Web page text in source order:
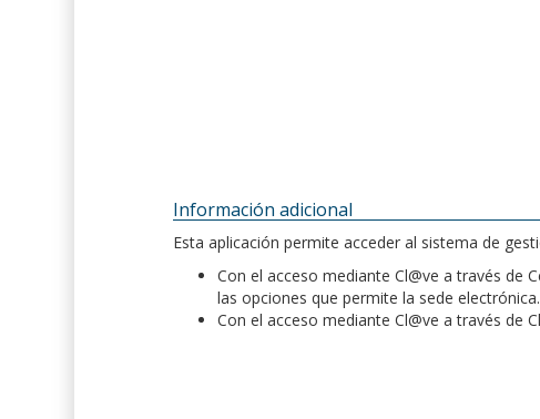
Información adicional
Esta aplicación permite acceder al sistema de
Con el acceso mediante Cl@ve a través de
las opciones que permite la sede electrónica.
Con el acceso mediante Cl@ve a través de